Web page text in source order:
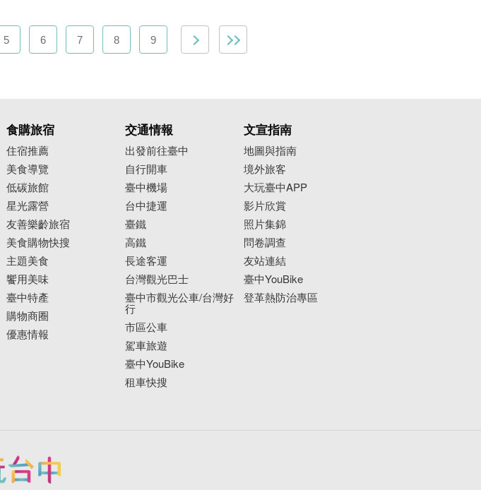
5 6 7 8 9
食購旅宿
住宿推薦
美食導覽
低碳旅館
星光露營
友善樂齡旅宿
美食購物快搜
主題美食
饗用美味
臺中特產
購物商圈
優惠情報
交通情報
出發前往臺中
自行開車
臺中機場
台中捷運
臺鐵
高鐵
長途客運
台灣觀光巴士
臺中市觀光公車/台灣好
行
市區公車
駕車旅遊
臺中YouBike
租車快搜
文宣指南
地圖與指南
境外旅客
大玩臺中APP
影片欣賞
照片集錦
問卷調查
友站連結
臺中YouBike
登革熱防治專區